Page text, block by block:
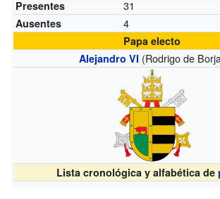
Presentes 31
Ausentes 4
Papa electo
Alejandro VI (Rodrigo de
Lista cronológica y alfabética de